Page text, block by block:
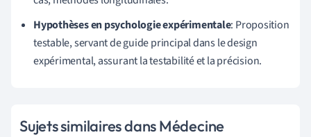
Hypothèses en psychologie expérimentale: Proposition
testable, servant de guide principal dans le design
expérimental, assurant la testabilité et la précision.
Sujets similaires dans Médecine